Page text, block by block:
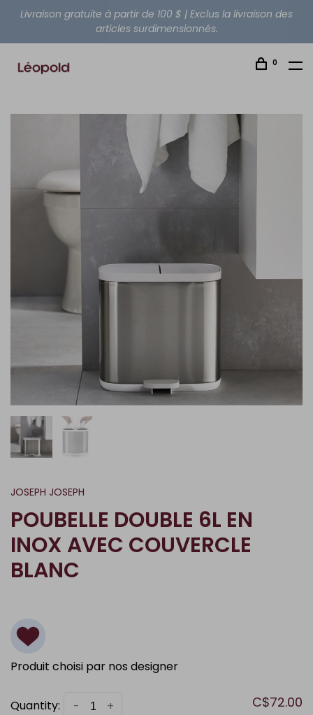
Livraison gratuite à partir de 100 $ | Exclus la livraison des
articles surdimensionnés.
0
JOSEPH JOSEPH
POUBELLE DOUBLE 6L EN
INOX AVEC COUVERCLE
BLANC
Produit choisi par nos designer
Quantity: +
- C$72.00